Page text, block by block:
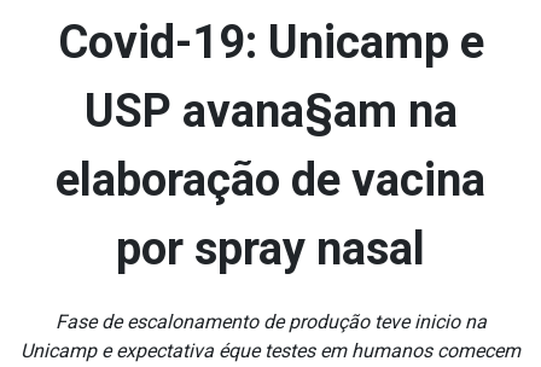
Covid-19: Unicamp e
USP avana§am na
elaboração de vacina
por spray nasal
Fase de escalonamento de produção teve ini­cio na
Unicamp e expectativa éque testes em humanos comecem